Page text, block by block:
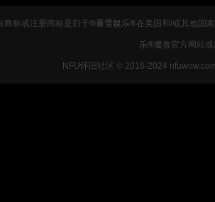
商标或注册商标是归于®暴雪娱乐®在美国和/或其他国
乐®魔兽官方网站
NFU怀旧社区 © 2016-2024